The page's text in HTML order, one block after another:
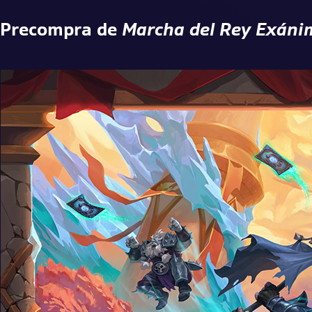
Precompra de Marcha del Rey